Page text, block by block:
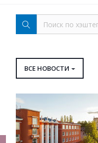
ВСЕ НОВОСТИ